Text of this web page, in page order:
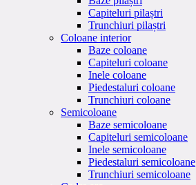
Capiteluri pilaștri
Trunchiuri pilaștri
Coloane interior
Baze coloane
Capiteluri coloane
Inele coloane
Piedestaluri coloane
Trunchiuri coloane
Semicoloane
Baze semicoloane
Capiteluri semicoloane
Inele semicoloane
Piedestaluri semicoloane
Trunchiuri semicoloane